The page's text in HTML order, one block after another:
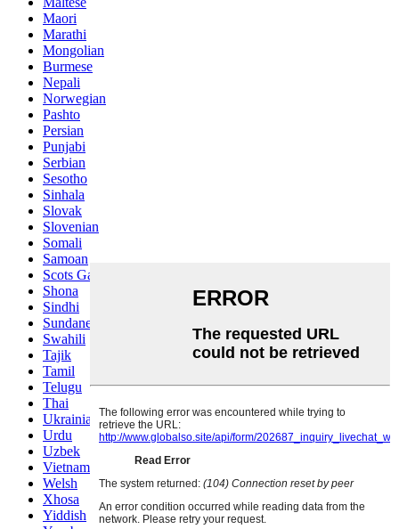
Maori
Marathi
Mongolian
Burmese
Nepali
Norwegian
Pashto
Persian
Punjabi
Serbian
Sesotho
Sinhala
Slovak
Slovenian
Somali
Samoan
Scots Gaelic
Shona
Sindhi
Sundanese
Swahili
Tajik
Tamil
Telugu
Thai
Ukrainian
Urdu
Uzbek
Vietnamese
Welsh
Xhosa
Yiddish